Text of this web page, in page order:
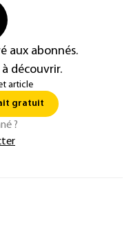
aux abonnés.
découvrir.
article
gratuit
?